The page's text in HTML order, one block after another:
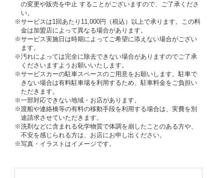
の変更や販売を中止 することがございますので、ご了承くださ
い。
※サービスは1回あたり11,000円（税込）以上で承ります。この料
金は加盟店によって異なる場合があります。
※サービス実施日は時期によってご希望に添えない場合がござい
ます。
※汚れによっては完全に除去できない場合がありますのでご了承
くださいますようお願いいたします。
※サービスカーの駐車スペースのご用意をお願いします。駐車で
きない場合は有料駐車場を利用するため、駐車料金をご負担い
ただきます。
※一部対応できない地域・お店があります。
※渡船や連絡橋等の有料の移動手段を利用する場合は、実費を別
途請求させていただきます。
※洗剤などに含まれる化学物質で体調を崩したことのある方や、
不安を感じられる方は、お店にお申し出ください。
※写真・イラストはイメージです。